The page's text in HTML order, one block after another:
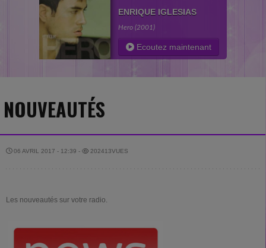
ENRIQUE IGLESIAS
Hero (2001)
Ecoutez maintenant
NOUVEAUTÉS
06 AVRIL 2017 - 12:39 - 202413VUES
Les nouveautés sur votre radio.